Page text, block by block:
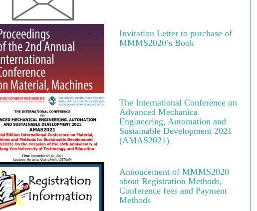
Invitation Letter to purchase of
MMMS2020’s Book
The International Conference on
Advanced Mechanica
Engineering, Automation and
Sustainable Development 2021
(AMAS2021)
Annoucement of MMMS2020
about Registration Methods,
Conference fees and Payment
Methods